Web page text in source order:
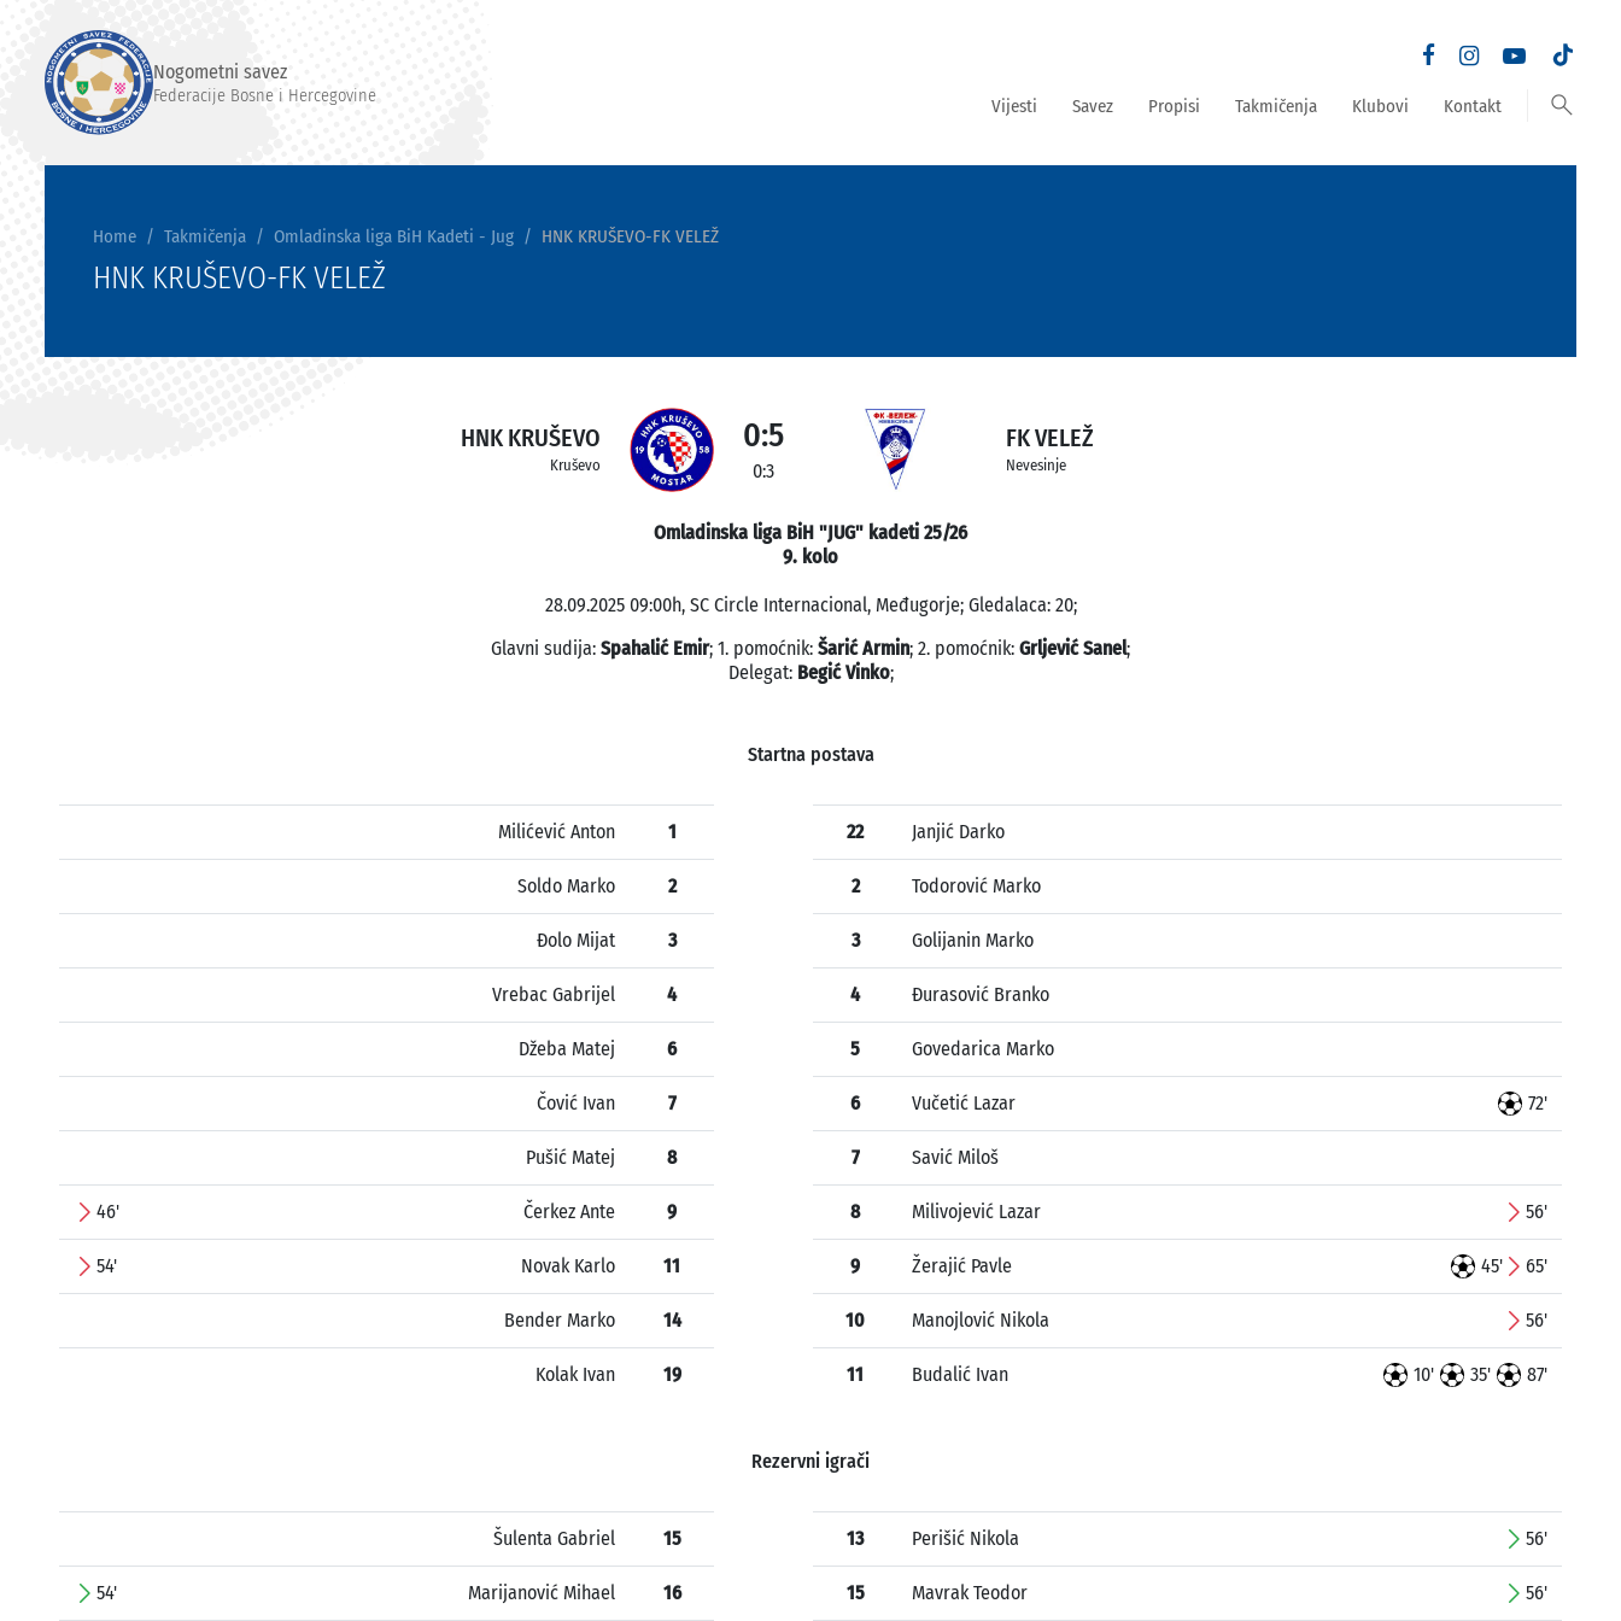
Nogometni savez
Federacije Bosne i Hercegovine Vijesti Savez Propisi Takmičenja Klubovi Kontakt search
Home Takmičenja Omladinska liga BiH Kadeti - Jug HNK KRUŠEVO-FK VELEŽ
HNK KRUŠEVO-FK VELEŽ
HNK KRUŠEVO
Kruševo
0:5
0:3
FK VELEŽ
Nevesinje
Omladinska liga BiH "JUG" kadeti 25/26
9. kolo
28.09.2025 09:00h, SC Circle Internacional, Međugorje; Gledalaca: 20;
Glavni sudija: Spahalić Emir; 1. pomoćnik: Šarić Armin; 2. pomoćnik: Grljević Sanel;
Delegat: Begić Vinko;
Startna postava
Milićević Anton 1
Soldo Marko 2
Đolo Mijat 3
Vrebac Gabrijel 4
Džeba Matej 6
Čović Ivan 7
Pušić Matej 8
46' Čerkez Ante 9
54' Novak Karlo 11
Bender Marko 14
Kolak Ivan 19
22 Janjić Darko
2 Todorović Marko
3 Golijanin Marko
4 Đurasović Branko
5 Govedarica Marko
6 Vučetić Lazar 72'
7 Savić Miloš
8 Milivojević Lazar 56'
9 Žerajić Pavle 45' 65'
10 Manojlović Nikola 56'
11 Budalić Ivan 10' 35' 87'
Rezervni igrači
Šulenta Gabriel 15
54' Marijanović Mihael 16
13 Perišić Nikola 56'
15 Mavrak Teodor 56'